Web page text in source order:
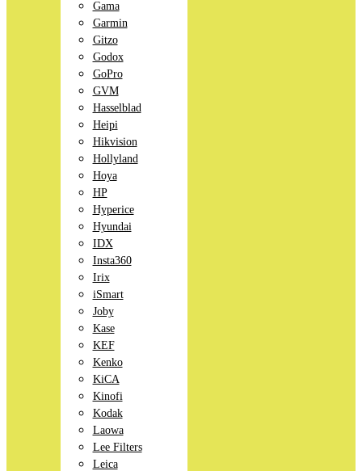
Gama
Garmin
Gitzo
Godox
GoPro
GVM
Hasselblad
Heipi
Hikvision
Hollyland
Hoya
HP
Hyperice
Hyundai
IDX
Insta360
Irix
iSmart
Joby
Kase
KEF
Kenko
KiCA
Kinofi
Kodak
Laowa
Lee Filters
Leica